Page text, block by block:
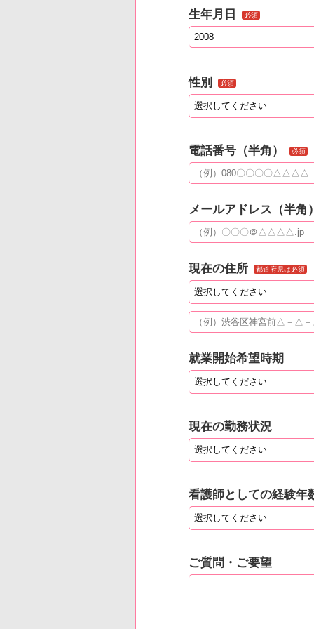
生年月日 必須
性別 必須
電話番号（半角） 必須
メールアドレス（半角
現在の住所 都道府県は必須
就業開始希望時期
現在の勤務状況
看護師としての経験年
ご質問・ご要望